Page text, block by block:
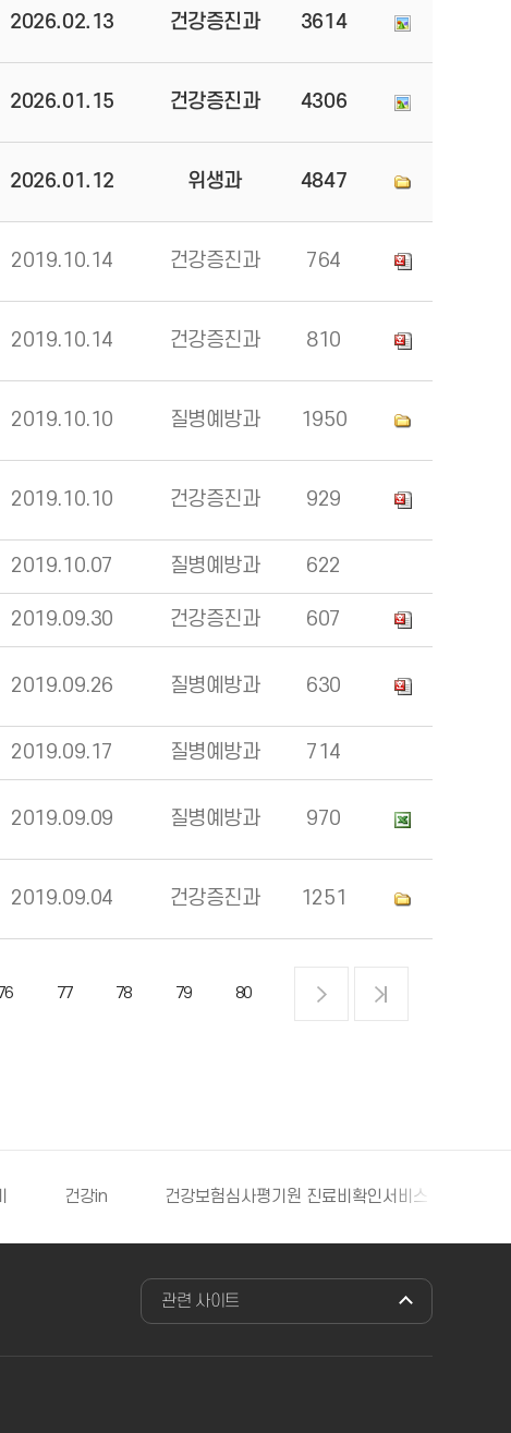
2026.02.13 건강증진과 3614
2026.01.15 건강증진과 4306
2026.01.12 위생과 4847
2019.10.14 건강증진과 764
2019.10.14 건강증진과 810
2019.10.10 질병예방과 1950
2019.10.10 건강증진과 929
2019.10.07 질병예방과 622
2019.09.30 건강증진과 607
2019.09.26 질병예방과 630
2019.09.17 질병예방과 714
2019.09.09 질병예방과 970
2019.09.04 건강증진과 1251
77 78 79 80
건강in 건강보험심사평기원 진료비확인서비스
관련 사이트